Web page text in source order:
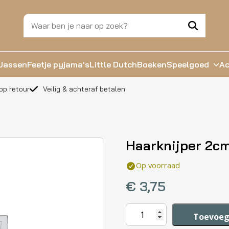
Feetje pyjama'sLittle DutchBoekenSpeelgoed
retour Veilig & achteraf betalen
Haarknijper
Op voorraad
€ 3,75
Haarknijper
2cm